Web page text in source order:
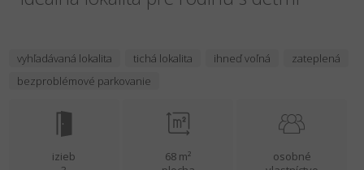
vyhľadávaná lokalita tichá lokalita ihneď voľná
zateplená
bezproblémové parkovanie
izieb
68 m²
osobné